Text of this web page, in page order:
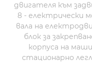
двигателя към
8 - електрически
вала на
блок за
корпуса на
стационарно